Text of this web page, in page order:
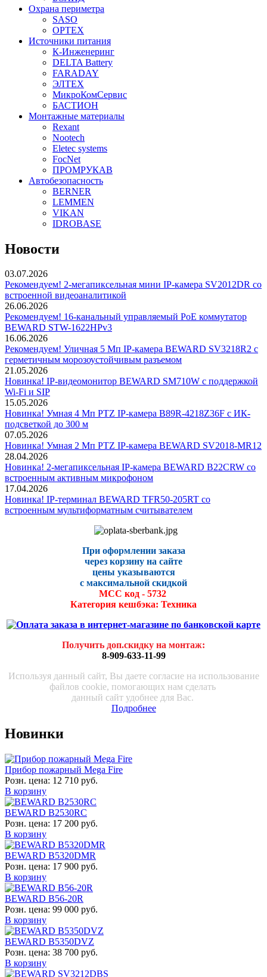
Охрана периметра
SASO
OPTEX
Источники питания
К-Инженеринг
DELTA Battery
FARADAY
ЭЛТЕХ
МикроКомСервис
БАСТИОН
Монтажные материалы
Rexant
Nootech
Eletec systems
FocNet
ПРОМРУКАВ
Автобезопасность
BERNER
LEMMEN
VIKAN
IDROBASE
Новости
03.07.2026
Рекомендуем! 2-мегапиксельная мини IP-камера SV2012DR со
встроенной видеоаналитикой
26.06.2026
Рекомендуем! 16-канальный управляемый PoE коммутатор
BEWARD STW-1622HPv3
16.06.2026
Рекомендуем! Уличная 5 Мп IP-камера BEWARD SV3218R2 с
герметичным морозоустойчивым разъемом
21.05.2026
Новинка! IP-видеомонитор BEWARD SM710W с поддержкой
Wi-Fi и SIP
15.05.2026
Новинка! Умная 4 Мп PTZ IP-камера B89R-4218Z36F с ИК-
подсветкой до 300 м
07.05.2026
Новинка! Умная 2 Мп PTZ IP-камера BEWARD SV2018-MR12
28.04.2026
Новинка! 2-мегапиксельная IP-камера BEWARD B22CRW со
встроенным активным микрофоном
17.04.2026
Новинка! IP-терминал BEWARD TFR50-205RT со
встроенным мультиформатным считывателем
При оформлении заказа
через корзину на сайте
цены указываются
с максимальной скидкой
МСС код - 5732
Категория кешбэка: Техника
Получить доп.скидку на монтаж:
8-909-633-11-99
Используя данный сайт, Вы даете согласие на использование
файлов cookie, помогающих нам сделать
данный сайт удобнее для Вас.
Подробнее
Новинки
Прибор пожарный Mega Fire
Розн. цена: 12 710 руб.
В корзину
BEWARD B2530RC
Розн. цена: 17 200 руб.
В корзину
BEWARD B5320DMR
Розн. цена: 17 900 руб.
В корзину
BEWARD B56-20R
Розн. цена: 99 000 руб.
В корзину
BEWARD B5350DVZ
Розн. цена: 38 700 руб.
В корзину